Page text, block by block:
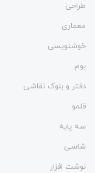
طراحی
معماری
خوشنویسی
بوم
دفتر و بلوک نقاشی
قلمو
سه پایه
شاسی
نوشت افزار